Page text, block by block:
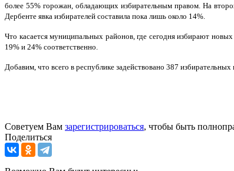
более 55% горожан, обладающих избирательным правом. На
Дербенте явка избирателей составила пока лишь около 14%.
Что касается муниципальных районов, где сегодня избирают
19% и 24% соответственно.
Добавим, что всего в республике задействовано 387 избирательных
Советуем Вам зарегистрироваться, чтобы быть
Поделиться